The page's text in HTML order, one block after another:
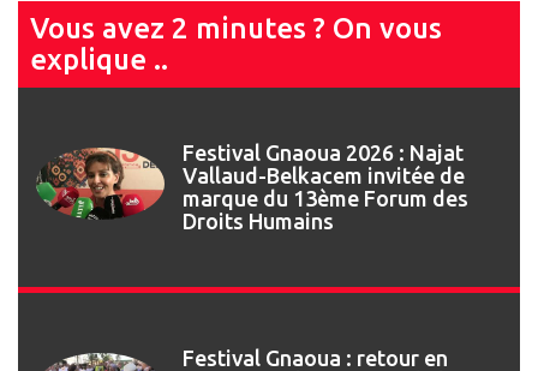
Vous avez 2 minutes ? On vous
explique ..
Festival Gnaoua 2026 : Najat
Vallaud-Belkacem invitée de
marque du 13ème Forum des
Droits Humains
Festival Gnaoua : retour en